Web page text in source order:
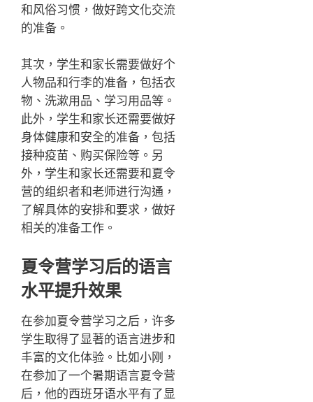
和风俗习惯，做好跨文化交流
的准备。
其次，学生和家长需要做好个
人物品和行李的准备，包括衣
物、洗漱用品、学习用品等。
此外，学生和家长还需要做好
身体健康和安全的准备，包括
接种疫苗、购买保险等。另
外，学生和家长还需要和夏令
营的组织者和老师进行沟通，
了解具体的安排和要求，做好
相关的准备工作。
夏令营学习后的语言
水平提升效果
在参加夏令营学习之后，许多
学生取得了显著的语言进步和
丰富的文化体验。比如小刚，
在参加了一个暑期语言夏令营
后，他的西班牙语水平有了显